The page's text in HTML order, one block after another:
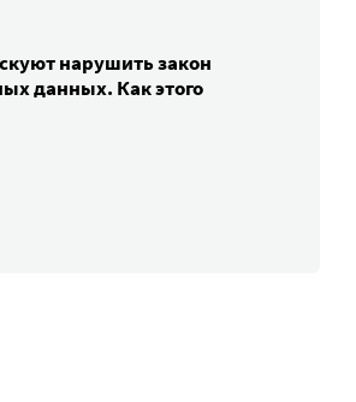
нарушить закон
данных. Как этого